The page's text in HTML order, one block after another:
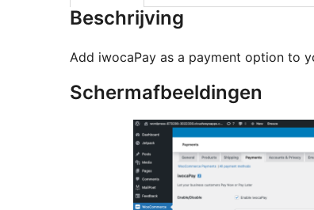
Beschrijving
Add iwocaPay as a payment option to
Schermafbeeldingen